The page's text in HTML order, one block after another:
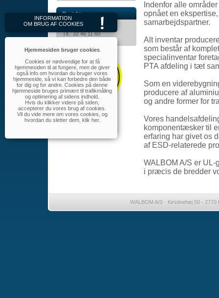
Kontakt
WALBOM A/S
Tlf.: 32 46 11 60
Indenfor alle
opnået en
samarbejdspartner.
Alt inventar
som består af
specialinventar
PTA afdeling i tæt
Som en
producere af
og andre former for
Vores
komponentæsker til
erfaring har givet os
af ESD-relaterede
WALBOM A/S er
i præcis de bredder
WALBOM A/S - Kirstinehøj 50 -
INFORMATION
OM BRUG AF COOKIES
Hjemmesiden bruger cookies
Cookies er nødvendige for at få
hjemmesiden til at fungere, men de giver
også info om hvordan du bruger vores
hjemmeside, så vi kan forbedre den både
for dig og for andre. Cookies på denne
hjemmeside bruges primært til trafikmåling
og optimering af sidens indhold.
Hvis du klikker videre på siden,
accepterer du vores brug af cookies.
Vil du vide mere om vores cookies, og
hvordan du sletter dem, klik her.